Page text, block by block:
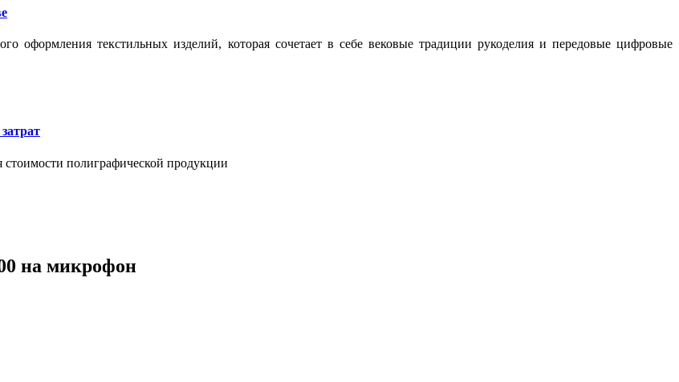
оформления текстильных изделий, которая сочетает в себе вековые традиции рукоделия и передовые цифровые
полиграфической продукции
на микрофон